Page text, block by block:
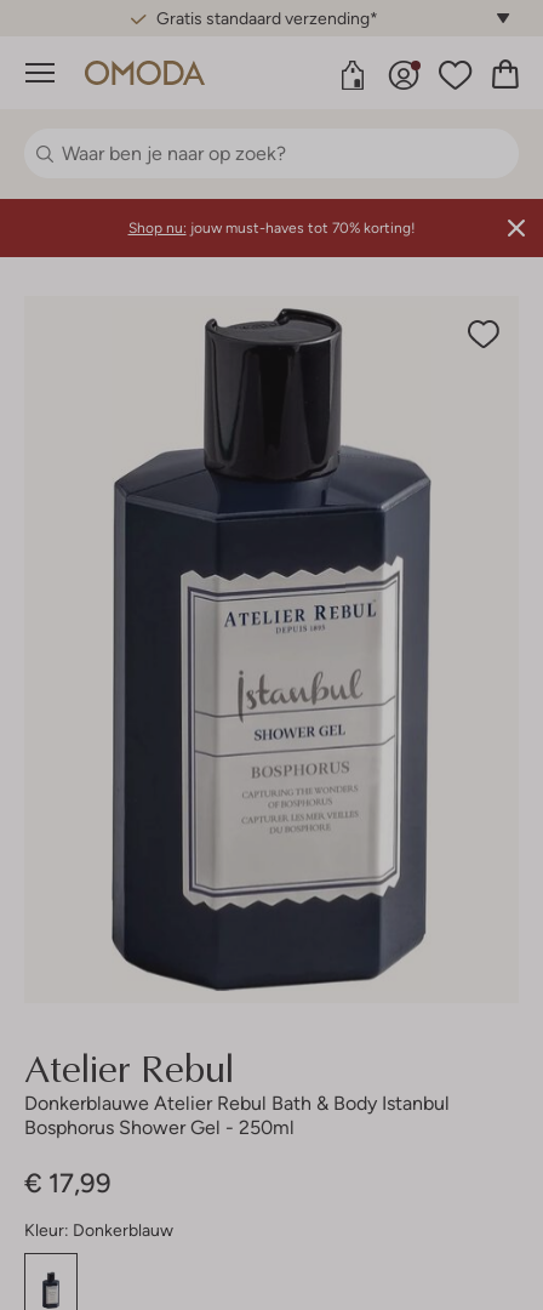
Gratis standaard verzending*
Menu
Shop nu: jouw must-haves tot 70% korting!
Atelier Rebul
Donkerblauwe Atelier Rebul Bath & Body Istanbul
Bosphorus Shower Gel - 250ml
€ 17,99
Kleur: Donkerblauw